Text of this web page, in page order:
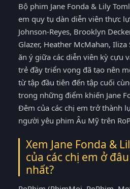
Bộ phim Jane Fonda & Lily
em quy tụ dàn diễn viên thực
Johnson-Reyes, Brooklyn
Glazer, Heather McMahan,
ăn ý giữa các diễn viên kỳ cựu
trẻ đầy triển vọng đã tạo nên
từ tập đầu tiên đến tập cuối
trong những điểm khiến Jane
Đêm của các chị em trở thành
người yêu phim Âu Mỹ trên
Xem Jane Fonda &
của các chị em ở
nhất?